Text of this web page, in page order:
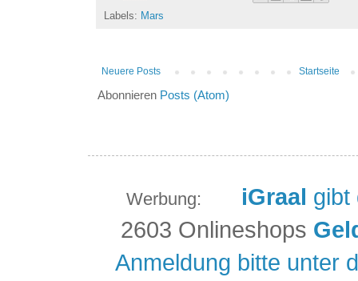
Labels: Mars
Neuere Posts Startseite
Abonnieren Posts (Atom)
Werbung: iGraal gibt
2603 Onlineshops
Anmeldung bitte unter